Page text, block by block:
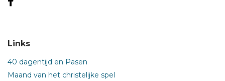
Links
40 dagentijd en Pasen
Maand van het christelijke spel